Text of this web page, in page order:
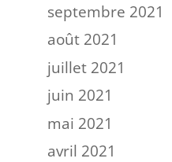
septembre 2021
août 2021
juillet 2021
juin 2021
mai 2021
avril 2021